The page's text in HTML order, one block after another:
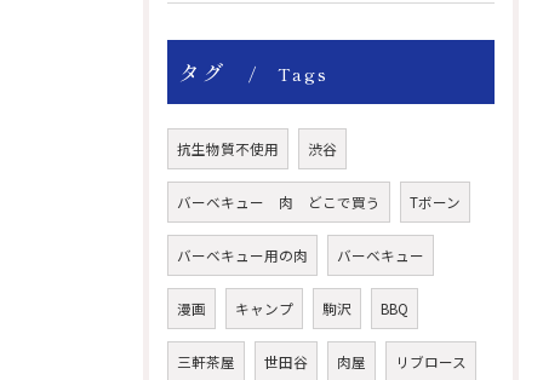
タグ Tags
抗生物質不使用 渋谷
バーベキュー 肉 どこで買う Tボーン
バーベキュー用の肉 バーベキュー
漫画 キャンプ 駒沢 BBQ
三軒茶屋 世田谷 肉屋 リブロース